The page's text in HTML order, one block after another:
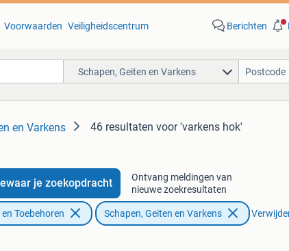
Voorwaarden Veiligheidscentrum Berichten
Schapen, Geiten en Varkens
en Varkens 46 resultaten voor 'varkens hok'
je zoekopdracht
Ontvang meldingen van
nieuwe zoekresultaten
en Toebehoren Schapen, Geiten en Varkens